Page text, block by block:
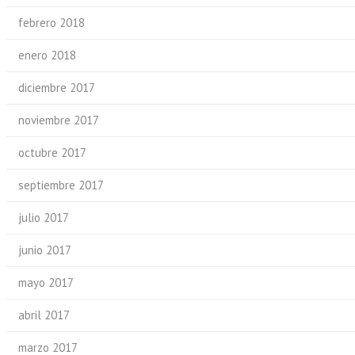
febrero 2018
enero 2018
diciembre 2017
noviembre 2017
octubre 2017
septiembre 2017
julio 2017
junio 2017
mayo 2017
abril 2017
marzo 2017